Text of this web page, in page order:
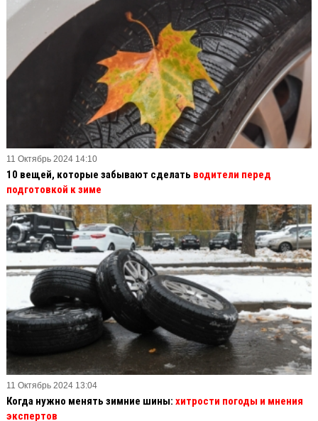
11 Октябрь 2024 14:10
10 вещей, которые забывают сделать водители перед
подготовкой к зиме
11 Октябрь 2024 13:04
Когда нужно менять зимние шины: хитрости погоды и мнения
экспертов